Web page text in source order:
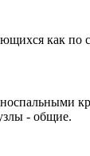
как по
- общие.